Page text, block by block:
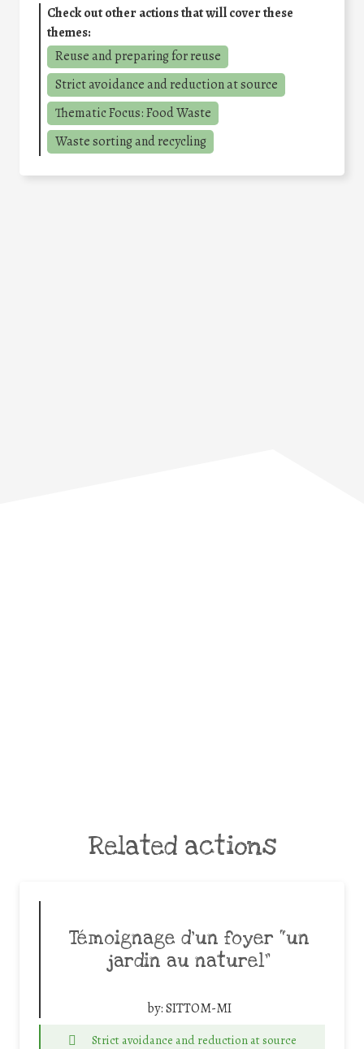
Check out other actions that will cover these
themes:
Reuse and preparing for reuse
Strict avoidance and reduction at source
Thematic Focus: Food Waste
Waste sorting and recycling
Related actions
Témoignage d’un foyer “un
jardin au naturel”
by:SITTOM-MI
Strict avoidance and reduction at source